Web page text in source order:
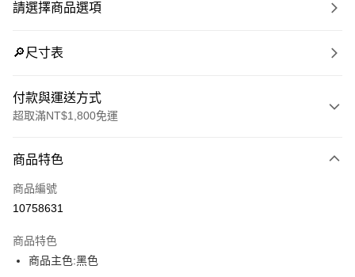
請選擇商品選項
🔎尺寸表
付款與運送方式
超取滿NT$1,800免運
信用卡一次付款
LINE Pay
街口支付
商品特色
商品編號
10758631
商品特色
商品主色:黑色